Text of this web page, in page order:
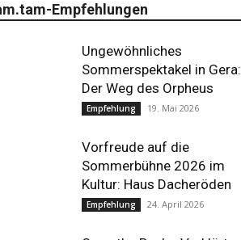
Empfehlungen
Ungewöhnliches
Sommerspektakel in Gera:
Der Weg des Orpheus
Empfehlung 19. Mai 2026
Vorfreude auf die
Sommerbühne 2026 im
Kultur: Haus Dacheröden
Empfehlung 24. April 2026